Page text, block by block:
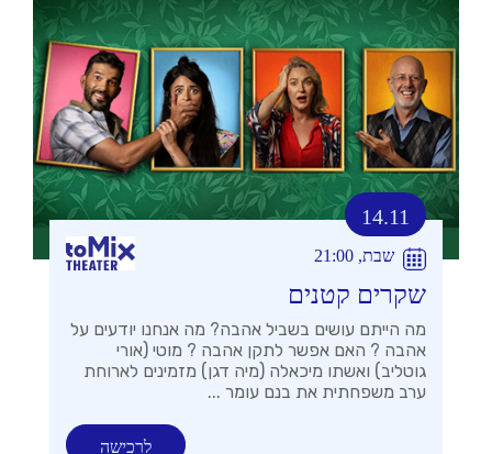
14.11
שבת, 21:00
שקרים קטנים
מה הייתם עושים בשביל אהבה? מה אנחנו יודעים על
אהבה ? האם אפשר לתקן אהבה ? מוטי (אורי
גוטליב) ואשתו מיכאלה (מיה דגן) מזמינים לארוחת
ערב משפחתית את בנם עומר ...
לרכישה